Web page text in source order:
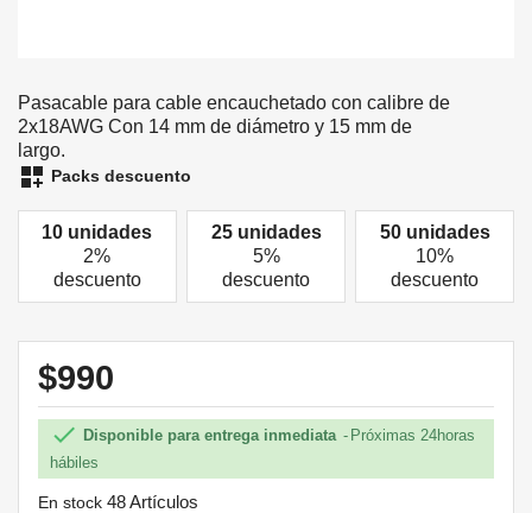
Pasacable para cable encauchetado con calibre de
2x18AWG Con 14 mm de diámetro y 15 mm de
largo.
dashboard_customize Packs descuento
10 unidades
2%
descuento
25 unidades
5%
descuento
50 unidades
10%
descuento
$990
 Disponible para entrega inmediata
Próximas 24horas
hábiles
En stock 48 Artículos